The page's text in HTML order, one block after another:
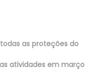
as proteções do
atividades em março